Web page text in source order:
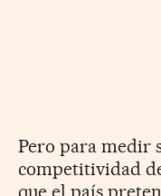
Pero para medir
competitividad
que el país